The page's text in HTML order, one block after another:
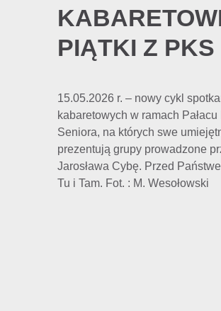
PIĄTKI Z PKS
15.05.2026 r. – nowy cykl
kabaretowych w ramach Pałacu
Seniora, na których swe
prezentują grupy prowadzone
Jarosława Cybę. Przed
Tu i Tam. Fot. : M. Wesołowski